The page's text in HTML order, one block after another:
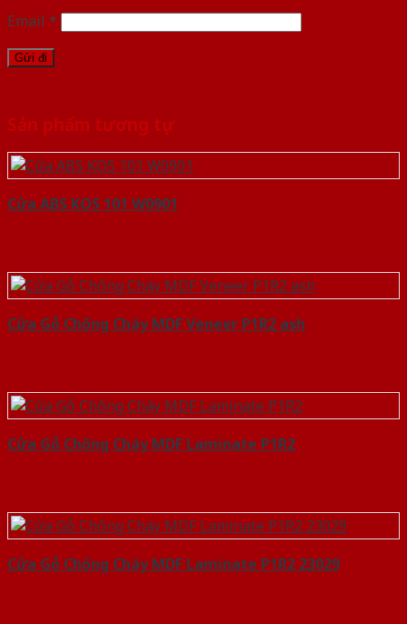
Email *
Sản phẩm tương tự
Cửa ABS KOS 101 W0901
Cửa Gỗ Chống Cháy MDF Veneer P1R2 ash
Cửa Gỗ Chống Cháy MDF Laminate P1R2
Cửa Gỗ Chống Cháy MDF Laminate P1R2 23029